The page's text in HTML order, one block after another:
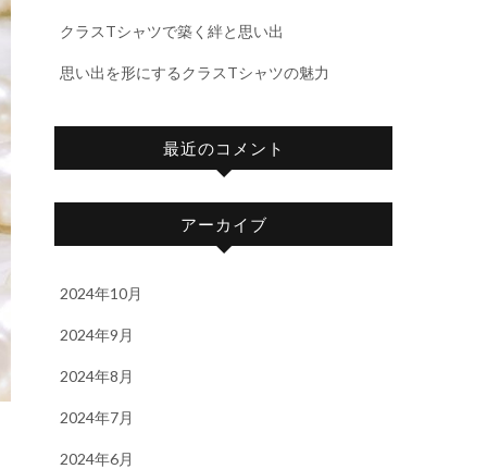
クラスTシャツで築く絆と思い出
思い出を形にするクラスTシャツの魅力
最近のコメント
アーカイブ
2024年10月
2024年9月
2024年8月
2024年7月
2024年6月